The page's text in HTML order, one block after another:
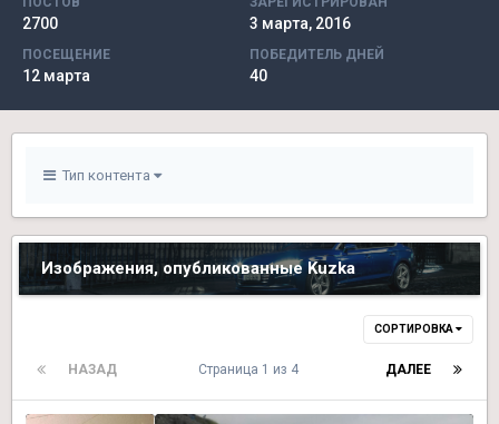
2700 3 марта, 2016
ПОСЕЩЕНИЕ
12 марта
ПОБЕДИТЕЛЬ ДНЕЙ
40
Тип контента
Изображения, опубликованные Kuzka
СОРТИРОВКА
НАЗАД ДАЛЕЕ
Страница 1 из 4